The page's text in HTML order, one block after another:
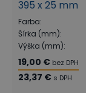
395 x 25 mm
Farba:
Šírka (mm):
Výška (mm):
19,00 € bez DPH
23,37 € s DPH